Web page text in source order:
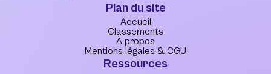
Plan du site
Accueil
Classements
À propos
Mentions légales & CGU
Ressources